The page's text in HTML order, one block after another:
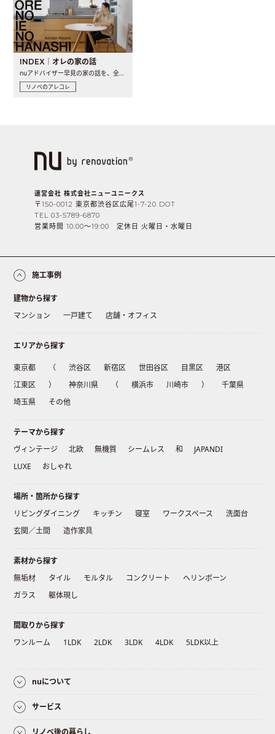
INDEX｜オレの家の話
リノベのアレコレ
運営会社 株式会社ニューユニークス
〒150-0012 東京都渋谷区広尾1-7-20 DOT
TEL 03-5789-6870
営業時間 10:00〜19:00 定休日 火曜日・水曜日
施工事例
建物から探す
マンション
一戸建て 店舗・オフィス
エリアから探す
東京都 （ 渋谷区 新宿区 世田谷区 目黒区
港区
江東区
） 神奈川県 （ 横浜市 川崎市 ）
千葉県
埼玉県
その他
テーマから探す
ヴィンテージ
北欧 無機質 シームレス 和
JAPANDI
LUXE
おしゃれ
場所・箇所から探す
リビングダイニング
キッチン 寝室 ワークスペース
洗面台
玄関／土間
造作家具
素材から探す
無垢材
タイル モルタル コンクリート
ヘリンボーン
ガラス
躯体現し
間取りから探す
ワンルーム
1LDK 2LDK 3LDK 4LDK 5LDK以上
nuについて
サービス
リノベ後の暮らし